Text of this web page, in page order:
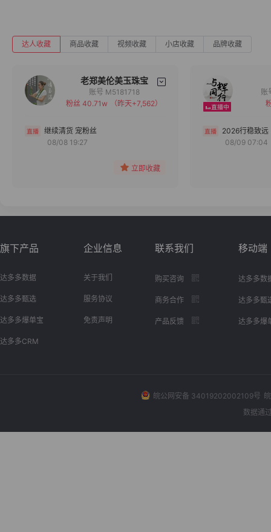
达人收藏 商品收藏 视频收藏 小店收藏 品牌收藏
老郑美伦美玉珠宝
备注
账号 M5181718
粉丝 40.71w
（昨天+7,562）
继续清货 宠粉丝
08/08 19:27
立即收藏
2026行稳致远
08/09 07:04
旗下产品
达多多数据
达多多甄选
达多多爆单宝
达多多CRM
企业信息
关于我们
服务协议
免责声明
联系我们
购买咨询
商务合作
产品反馈
移动端
达多多数
达多多甄
达多多爆
皖公网安备 34019202002109号
数据通